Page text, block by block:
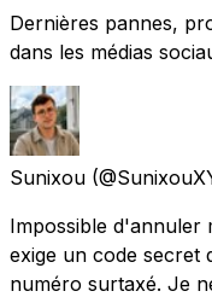
Dernières pannes,
dans les médias
Sunixou
Impossible d'annuler
exige un code secret
numéro surtaxé. Je